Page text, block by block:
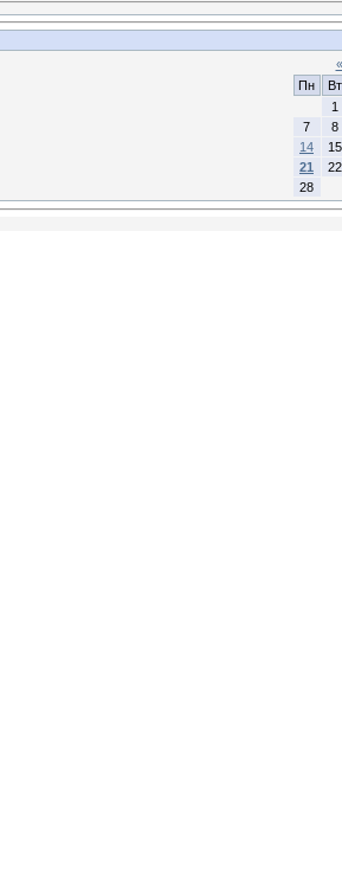
«
Пн
Вт
1
7
8
14
15
21
22
28